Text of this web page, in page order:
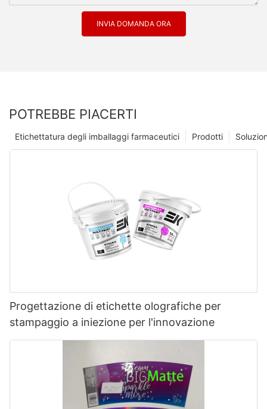
INVIA DOMANDA ORA
POTREBBE PIACERTI
Prodotti
Etichettatura degli imballaggi farmaceutici
Progettazione di etichette olografiche per
stampaggio a iniezione per l'innovazione